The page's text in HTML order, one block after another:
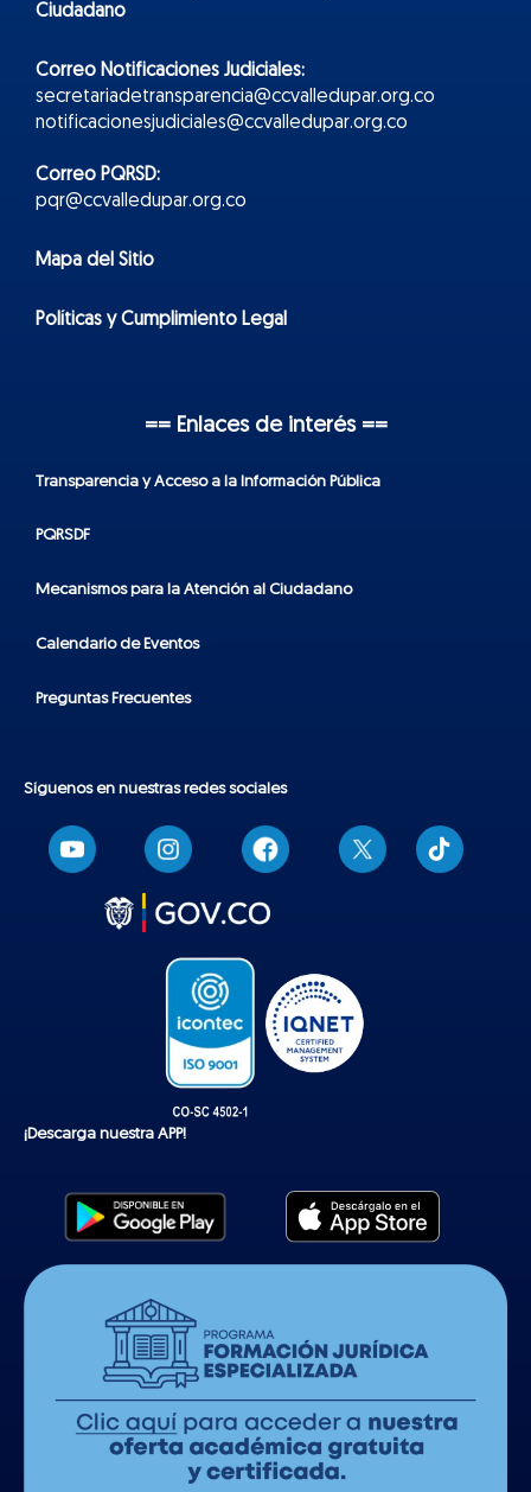
Ciudadano
Correo Notificaciones Judiciales:
secretariadetransparencia@ccvalledupar.org.co
notificacionesjudiciales@ccvalledupar.org.co
Correo PQRSD:
pqr@ccvalledupar.org.co
Mapa del Sitio
Políticas y Cumplimiento Legal
== Enlaces de interés ==
Transparencia y Acceso a la Información Pública
PQRSDF
Mecanismos para la Atención al Ciudadano
Calendario de Eventos
Preguntas Frecuentes
Síguenos en nuestras redes sociales
T
i
k
¡Descarga nuestra APP!